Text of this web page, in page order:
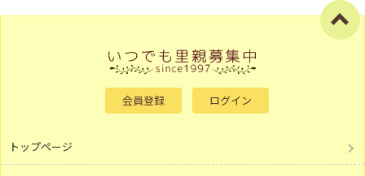
会員登録 ログイン
トップページ